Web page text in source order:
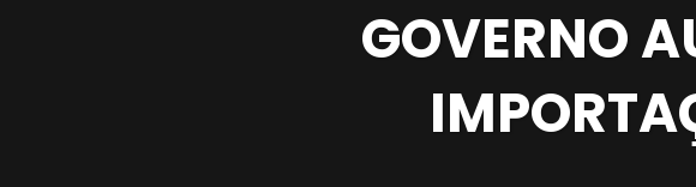
GOVERNO